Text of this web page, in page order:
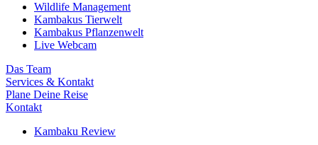
Wildlife Management
Kambakus Tierwelt
Kambakus Pflanzenwelt
Live Webcam
Das Team
Services & Kontakt
Plane Deine Reise
Kontakt
Kambaku Review